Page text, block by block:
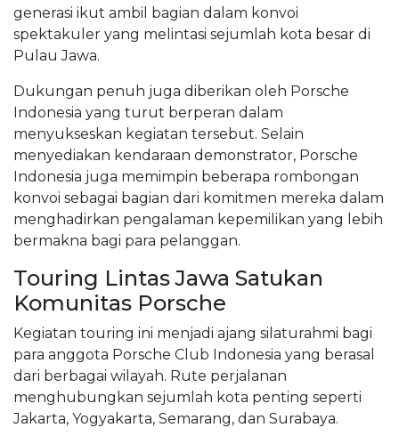
generasi ikut ambil bagian dalam konvoi
spektakuler yang melintasi sejumlah kota besar di
Pulau Jawa.
Dukungan penuh juga diberikan oleh Porsche
Indonesia yang turut berperan dalam
menyukseskan kegiatan tersebut. Selain
menyediakan kendaraan demonstrator, Porsche
Indonesia juga memimpin beberapa rombongan
konvoi sebagai bagian dari komitmen mereka dalam
menghadirkan pengalaman kepemilikan yang lebih
bermakna bagi para pelanggan.
Touring Lintas Jawa Satukan
Komunitas Porsche
Kegiatan touring ini menjadi ajang silaturahmi bagi
para anggota Porsche Club Indonesia yang berasal
dari berbagai wilayah. Rute perjalanan
menghubungkan sejumlah kota penting seperti
Jakarta, Yogyakarta, Semarang, dan Surabaya.